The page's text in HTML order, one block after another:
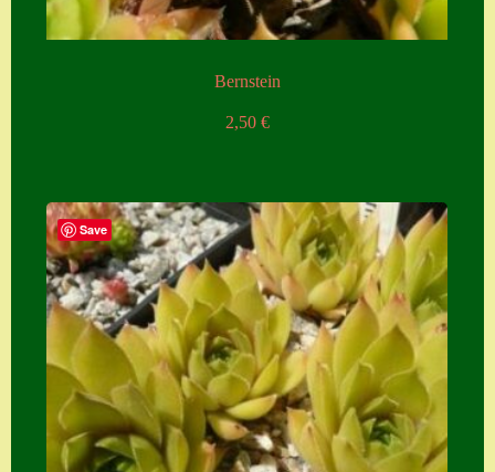
Bernstein
2,50 €
Save